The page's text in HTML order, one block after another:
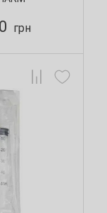
грн